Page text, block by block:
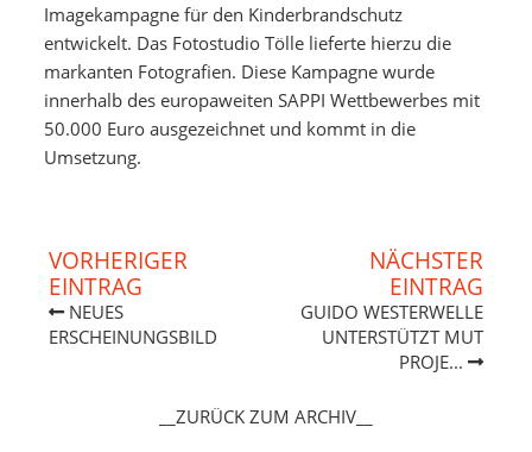
Imagekampagne für den Kinderbrandschutz
entwickelt. Das Fotostudio Tölle lieferte hierzu die
markanten Fotografien. Diese Kampagne wurde
innerhalb des europaweiten SAPPI Wettbewerbes mit
50.000 Euro ausgezeichnet und kommt in die
Umsetzung.
VORHERIGER
EINTRAG
NEUES
ERSCHEINUNGSBILD
NÄCHSTER
EINTRAG
GUIDO WESTERWELLE
UNTERSTÜTZT MUT
PROJE...
__ZURÜCK ZUM ARCHIV__